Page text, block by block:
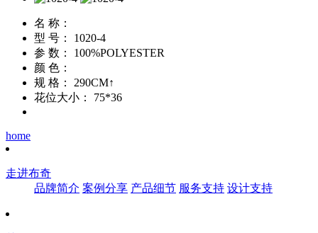
名 称：
型 号：
1020-4
参 数：
100%POLYESTER
颜 色：
规 格：
290CM↑
花位大小：
75*36
home
走进布奇
品牌简介 案例分享 产品细节 服务支持 设计支持